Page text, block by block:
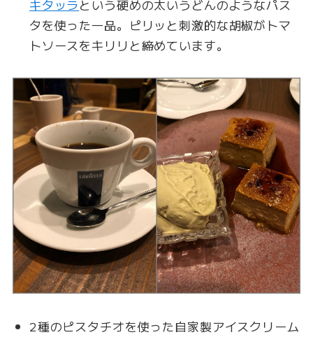
キタッラという硬めの太いうどんのようなパス
タを使った一品。ピリッと刺激的な胡椒がトマ
トソースをキリリと締めています。
2種のピスタチオを使った自家製アイスクリーム